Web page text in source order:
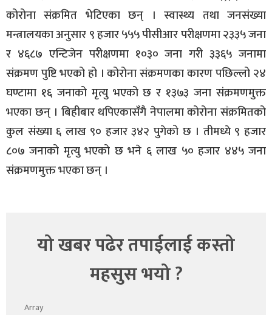
कोरोना संक्रमित भेटिएका छन् । स्वास्थ्य तथा जनसंख्या
मन्त्रालयका अनुसार ९ हजार ५५५ पीसीआर परीक्षणमा २३३५ जना
र ४६८७ एन्टिजेन परीक्षणमा १०३० जना गरी ३३६५ जनामा
संक्रमण पुष्टि भएको हो । कोरोना संक्रमणका कारण पछिल्लो २४
घण्टामा १६ जनाको मृत्यु भएको छ र १३७३ जना संक्रमणमुक्त
भएका छन् । बिहीबार थपिएकासँगै नेपालमा कोरोना संक्रमितको
कुल संख्या ६ लाख ९० हजार ३४२ पुगेको छ । तीमध्ये ९ हजार
८०७ जनाको मृत्यु भएको छ भने ६ लाख ५० हजार ४४५ जना
संक्रमणमुक्त भएका छन् ।
यो खबर पढेर तपाईलाई कस्तो
महसुस भयो ?
Array